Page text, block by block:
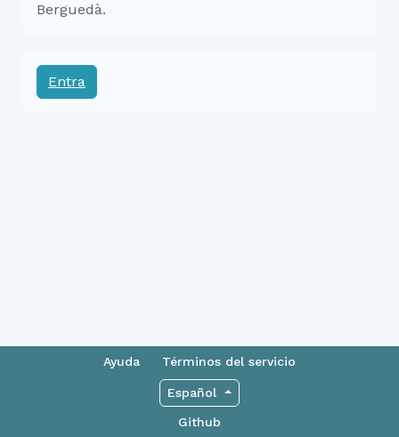
Berguedà.
Entra
Ayuda Términos del servicio
Español
Github